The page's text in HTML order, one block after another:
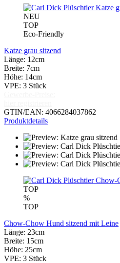
NEU
TOP
Eco-Friendly
Katze grau sitzend
Länge: 12cm
Breite: 7cm
Höhe: 14cm
VPE: 3 Stück
GTIN/EAN: 4066284037862
Produktdetails
TOP
%
TOP
Chow-Chow Hund sitzend mit Leine
Länge: 23cm
Breite: 15cm
Höhe: 25cm
VPE: 3 Stück